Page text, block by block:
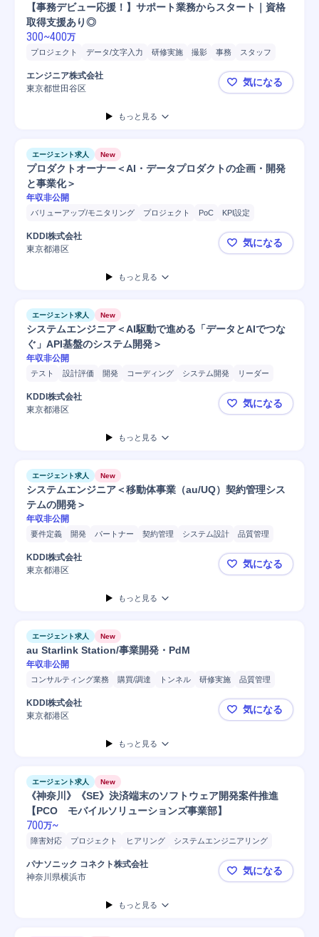
【事務デビュー応援！】サポート業務からスタート｜資格
取得支援あり◎
300~400万
プロジェクト データ/文字入力 研修実施 撮影 事務
スタッフ
書類作成
エンジニア株式会社
東京都世田谷区
【事務デビ
気になる
もっと見る
エージェント求人 New
プロダクトオーナー＜AI・データプロダクトの企画・開発
と事業化＞
年収非公開
バリューアップ/モニタリング プロジェクト PoC
KPI設定
マネジメント
プロダクトオーナー
KDDI株式会社
東京都港区
プロダクト
気になる
もっと見る
エージェント求人 New
システムエンジニア＜AI駆動で進める「データとAIでつな
ぐ」API基盤のシステム開発＞
年収非公開
テスト 設計評価 開発 コーディング システム開発
リーダー
要件定義
KDDI株式会社
東京都港区
システムエ
気になる
もっと見る
エージェント求人 New
システムエンジニア＜移動体事業（au/UQ）契約管理シス
テムの開発＞
年収非公開
要件定義 開発 パートナー 契約管理 システム設計
品質管理
デザイン
プロジェクト
プロジェクトマネジメント
プロセス設計
KDDI株式会社
東京都港区
システムエ
気になる
もっと見る
エージェント求人 New
au Starlink Station/事業開発・PdM
年収非公開
コンサルティング業務 購買/調達 トンネル 研修実施
品質管理
設置サポート
スケジュール調整
問い合わせ対応
現地調査 自動車/輸送機器
KDDI株式会社
東京都港区
au Starlink
気になる
もっと見る
エージェント求人 New
《神奈川》《SE》決済端末のソフトウェア開発案件推進
【PCO モバイルソリューションズ事業部】
700万~
障害対応 プロジェクト ヒアリング
システムエンジニアリング
プロジェクトマネジメント
パナソニック コネクト株式会社
神奈川県横浜市
《神奈川》
気になる
もっと見る